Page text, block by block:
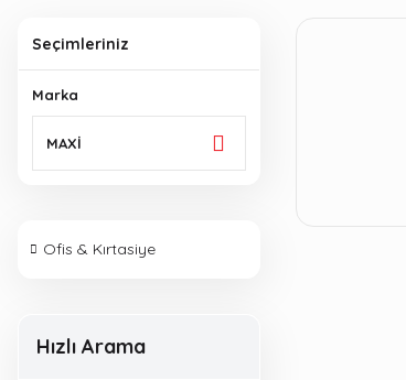
Seçimleriniz
Marka
MAXİ
Ofis & Kırtasiye
Hızlı Arama